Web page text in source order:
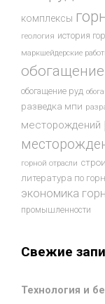
комплексы
геология история
маркшейдерские
обогащение руд
разведка мпи
месторождений
горной отрасли
литература по
экономика
промышленности
Свежие
Технология и